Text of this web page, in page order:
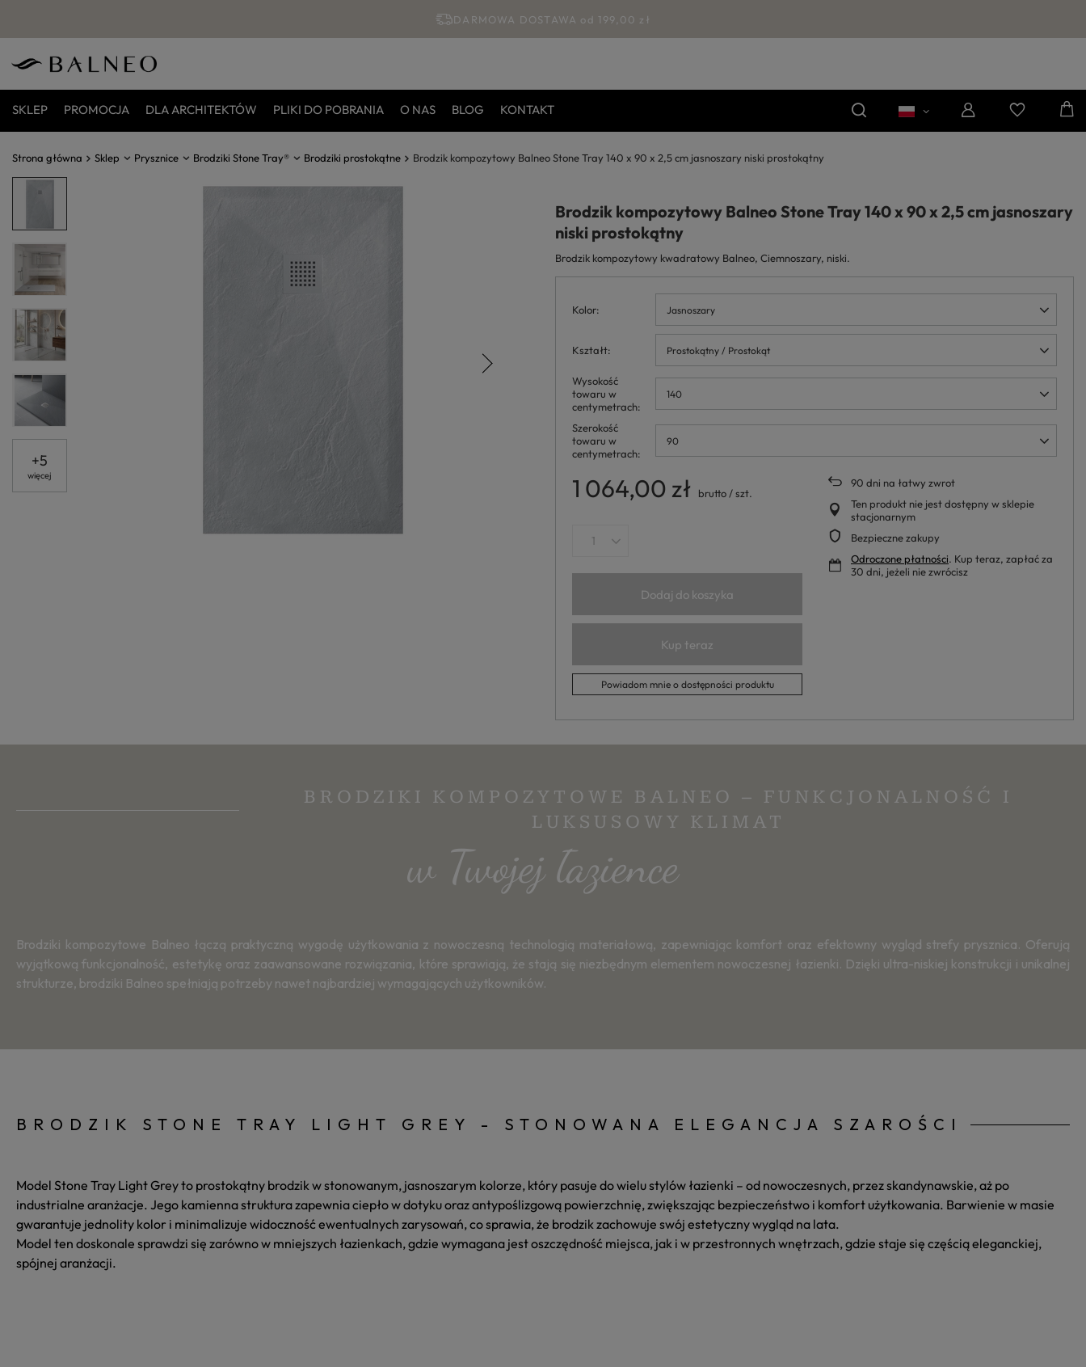
DARMOWA DOSTAWA od 199,00 zł
SKLEP PROMOCJA DLA ARCHITEKTÓW PLIKI DO POBRANIA O NAS BLOG KONTAKT
Strona główna Sklep Prysznice Brodziki Stone Tray® Brodziki prostokątne Brodzik kompozytowy Balneo Stone Tray 140 x 90 x 2,5 cm jasnoszary niski prostokątny
+5
więcej
Brodzik kompozytowy Balneo Stone Tray 140 x 90 x 2,5 cm jasnoszary
niski prostokątny
Brodzik kompozytowy kwadratowy Balneo, Ciemnoszary, niski.
Kolor Jasnoszary
Kształt Prostokątny / Prostokąt
Wysokość
towaru w
centymetrach
140
Szerokość
towaru w
centymetrach
90
1 064,00 zł brutto /szt.
Dodaj do koszyka
Kup teraz
Powiadom mnie o dostępności produktu
90 dni na łatwy zwrot
Ten produkt nie jest dostępny w sklepie
stacjonarnym
Bezpieczne zakupy
Odroczone płatności. Kup teraz, zapłać za
30 dni, jeżeli nie zwrócisz
BRODZIKI KOMPOZYTOWE BALNEO – FUNKCJONALNOŚĆ I
LUKSUSOWY KLIMAT
w Twojej łazience
Brodziki kompozytowe Balneo łączą praktyczną wygodę użytkowania z nowoczesną technologią materiałową, zapewniając komfort oraz efektowny wygląd strefy prysznica. Oferują
wyjątkową funkcjonalność, estetykę oraz zaawansowane rozwiązania, które sprawiają, że stają się niezbędnym elementem nowoczesnej łazienki. Dzięki ultra-niskiej konstrukcji i unikalnej
strukturze, brodziki Balneo spełniają potrzeby nawet najbardziej wymagających użytkowników.
BRODZIK STONE TRAY LIGHT GREY - STONOWANA ELEGANCJA SZAROŚCI
Model Stone Tray Light Grey to prostokątny brodzik w stonowanym, jasnoszarym kolorze, który pasuje do wielu stylów łazienki – od nowoczesnych, przez skandynawskie, aż po
industrialne aranżacje. Jego kamienna struktura zapewnia ciepło w dotyku oraz antypoślizgową powierzchnię, zwiększając bezpieczeństwo i komfort użytkowania. Barwienie w masie
gwarantuje jednolity kolor i minimalizuje widoczność ewentualnych zarysowań, co sprawia, że brodzik zachowuje swój estetyczny wygląd na lata.
Model ten doskonale sprawdzi się zarówno w mniejszych łazienkach, gdzie wymagana jest oszczędność miejsca, jak i w przestronnych wnętrzach, gdzie staje się częścią eleganckiej,
spójnej aranżacji.